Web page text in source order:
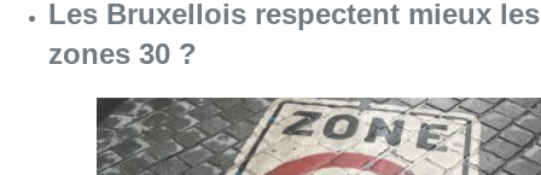
Les Bruxellois respectent mieux les
zones 30 ?